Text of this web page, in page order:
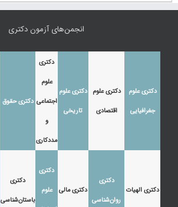
انجمن‌های آزمون دکتری
دکتری علوم
جغرافیایی
دکتری علوم
اقتصادی
دکتری علوم
تاریخی
دکتری
علوم
اجتماعی
و
مددکاری
دکتری حقوق
دکتری الهیات
دکتری
روان‌شناسی
دکتری مالی
دکتری
علوم
دکتری
باستان‌شناسی